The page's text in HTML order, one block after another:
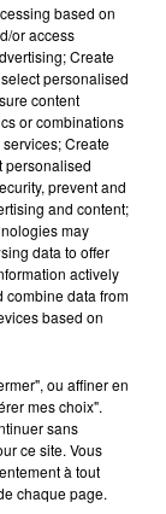
ET
avoir
trois mois
based on
or access
Create
personalised
content
or combinations
Create
personalised
prevent and
and content;
may
data to offer
actively
combine data from
based on
ou affiner en
mes choix".
sans
ce site. Vous
à tout
chaque page.